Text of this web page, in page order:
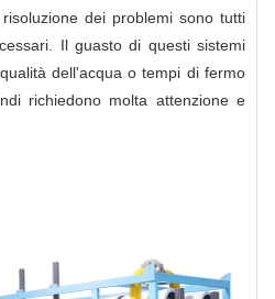
dei problemi sono tutti
Il guasto di questi sistemi
dell'acqua o tempi di fermo
richiedono molta attenzione e